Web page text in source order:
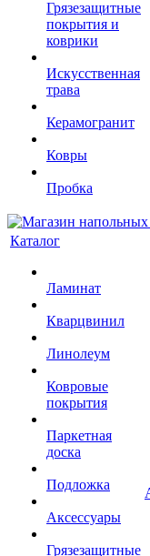
Грязезащитные
покрытия и
коврики
Искусственная
трава
Керамогранит
Ковры
Пробка
Каталог
Ламинат
Кварцвинил
Линолеум
Ковровые
покрытия
Паркетная
доска
Подложка
Аксессуары
Грязезащитные